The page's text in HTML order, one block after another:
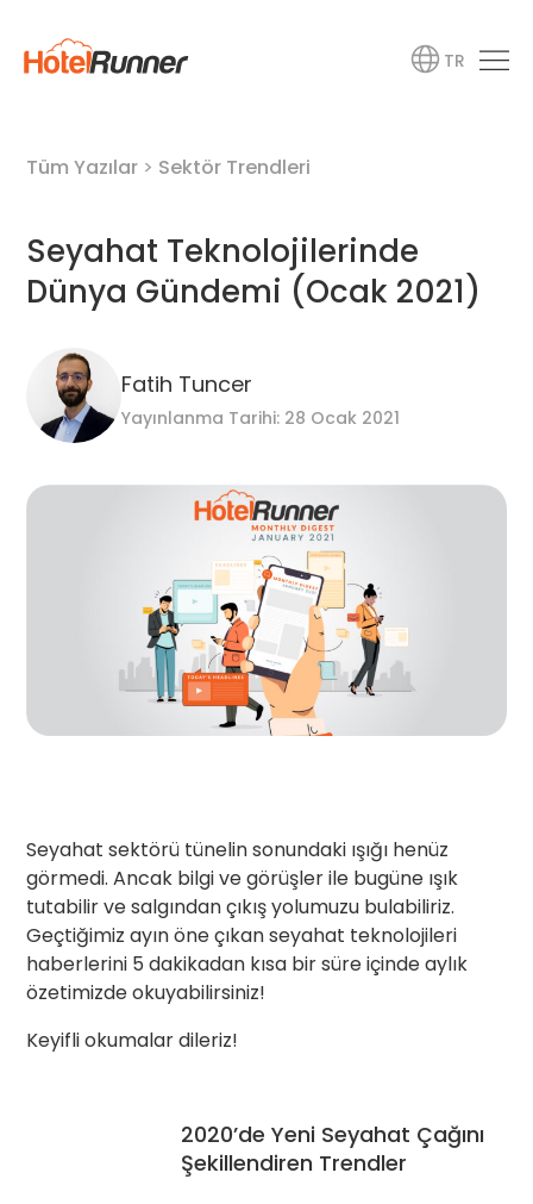
TR
Tüm Yazılar > Sektör Trendleri
Seyahat Teknolojilerinde
Dünya Gündemi (Ocak 2021)
Fatih Tuncer
Yayınlanma Tarihi: 28 Ocak 2021
Seyahat sektörü tünelin sonundaki ışığı henüz
görmedi. Ancak bilgi ve görüşler ile bugüne ışık
tutabilir ve salgından çıkış yolumuzu bulabiliriz.
Geçtiğimiz ayın öne çıkan seyahat teknolojileri
haberlerini 5 dakikadan kısa bir süre içinde aylık
özetimizde okuyabilirsiniz!
Keyifli okumalar dileriz!
2020’de Yeni Seyahat Çağını
Şekillendiren Trendler